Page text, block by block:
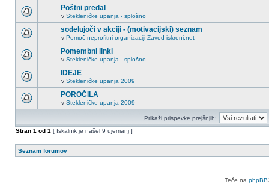
Poštni predal
v Stekleničke upanja - splošno
sodelujoči v akciji - (motivacijski) seznam
v Pomoč neprofitni organizaciji Zavod iskreni.net
Pomembni linki
v Stekleničke upanja - splošno
IDEJE
v Stekleničke upanja 2009
POROČILA
v Stekleničke upanja 2009
Prikaži prispevke prejšnjih:
Stran 1 od 1 [ Iskalnik je našel 9 ujemanj ]
Seznam forumov
Teče na phpBB